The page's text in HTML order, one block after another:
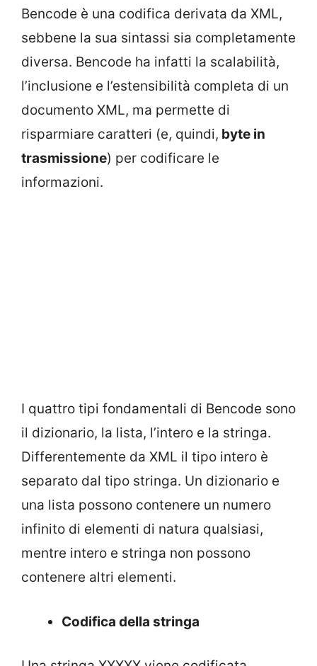
Bencode è una codifica derivata da XML,
sebbene la sua sintassi sia completamente
diversa. Bencode ha infatti la scalabilità,
l’inclusione e l’estensibilità completa di un
documento XML, ma permette di
risparmiare caratteri (e, quindi, byte in
trasmissione) per codificare le
informazioni.
I quattro tipi fondamentali di Bencode sono
il dizionario, la lista, l’intero e la stringa.
Differentemente da XML il tipo intero è
separato dal tipo stringa. Un dizionario e
una lista possono contenere un numero
infinito di elementi di natura qualsiasi,
mentre intero e stringa non possono
contenere altri elementi.
Codifica della stringa